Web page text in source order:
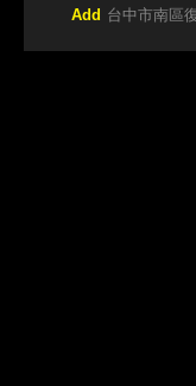
Add 台中市南區